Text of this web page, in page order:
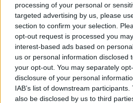
processing of your personal or
targeted advertising by us, please
section to confirm your selection.
opt-out request is processed you
interest-based ads based on
us or personal information disclosed
your opt-out. You may separately
disclosure of your personal
IAB’s list of downstream
also be disclosed by us to third
Egyre növekednek a
Egyesült Államokban az IRS
2005-ben az 1990-es
is megdöntötte. Két évvel
lakosság legvagyonosabb
jövedelem 21.2%-át
Street Journal.